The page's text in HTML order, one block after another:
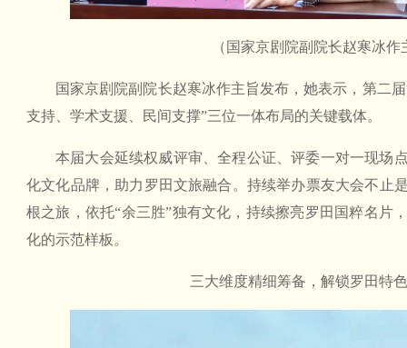
（国家京剧院副院长赵寒冰作
国家京剧院副院长赵寒冰作主旨发布，她表示，第二
支持、学术支援、民间支撑”三位一体布局的关键载体。
本届大会延续权威评审、全程公证、评委一对一现场
化文化品牌，助力罗田文旅融合。持续举办票友大会不止
根之旅，依托“余三胜”独有文化，持续擦亮罗田国粹名片
化的示范样板。
三大维度精细筹备，解锁罗田特